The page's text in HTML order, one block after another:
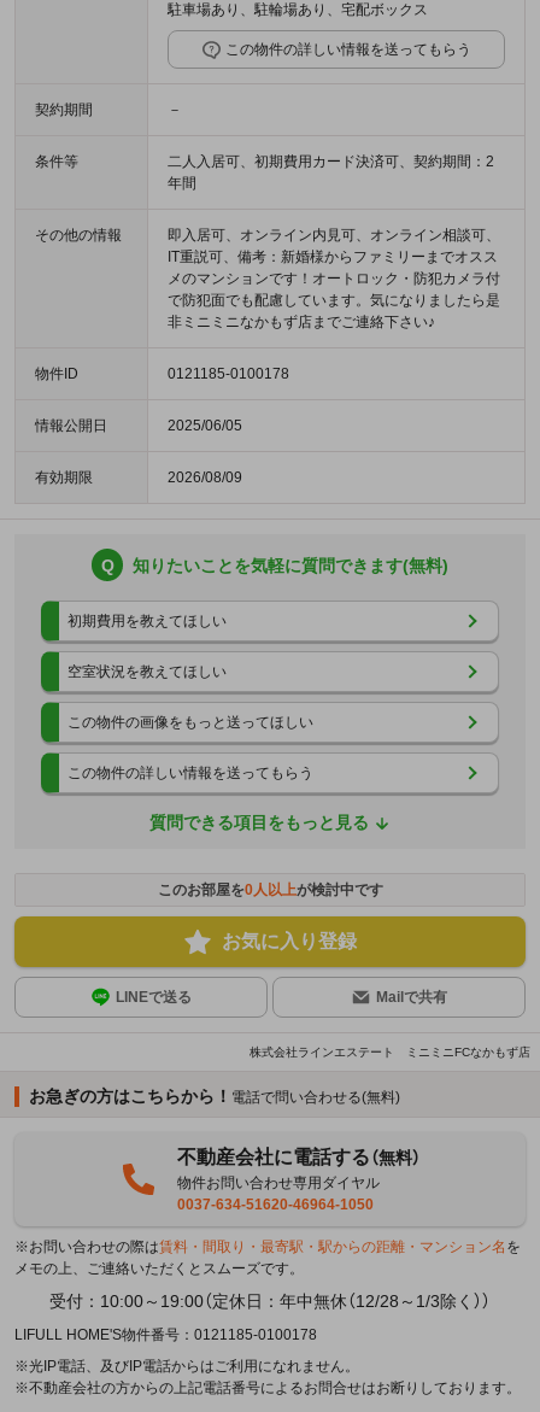
駐車場あり、駐輪場あり、宅配ボックス
この物件の詳しい情報を送ってもらう
契約期間 －
条件等
二人入居可、初期費用カード決済可、契約期間：2
年間
その他の情報
即入居可、オンライン内見可、オンライン相談可、
IT重説可、備考：新婚様からファミリーまでオスス
メのマンションです！オートロック・防犯カメラ付
で防犯面でも配慮しています。気になりましたら是
非ミニミニなかもず店までご連絡下さい♪
物件ID 0121185-0100178
情報公開日 2025/06/05
有効期限 2026/08/09
Q 知りたいことを気軽に質問できます(無料)
初期費用を教えてほしい
空室状況を教えてほしい
この物件の画像をもっと送ってほしい
この物件の詳しい情報を送ってもらう
質問できる項目をもっと見る
このお部屋を0人以上が検討中です
お気に入り登録
LINEで送る Mailで共有
株式会社ラインエステート ミニミニFCなかもず店
お急ぎの方はこちらから！ 電話で問い合わせる(無料)
不動産会社に電話する（無料）
物件お問い合わせ専用ダイヤル
0037-634-51620-46964-1050
※お問い合わせの際は賃料・間取り・最寄駅・駅からの距離・マンション名 を
メモの上、ご連絡いただくとスムーズです。
受付：10:00～19:00（定休日：年中無休（12/28～1/3除く））
LIFULL HOME'S物件番号：0121185-0100178
※光IP電話、及びIP電話からはご利用になれません。
※不動産会社の方からの上記電話番号によるお問合せはお断りしております。